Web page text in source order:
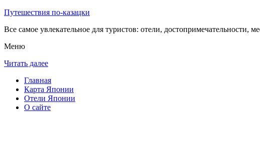
Путешествия по-казацки
Все самое увлекательное для туристов: отели, достопримечательности,
Меню
Читать далее
Главная
Карта Японии
Отели Японии
О сайте